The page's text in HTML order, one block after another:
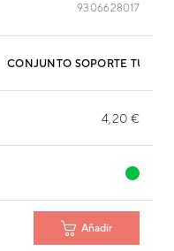
9306628017
CONJUNTO SOPORTE
4,20 €
Añadir